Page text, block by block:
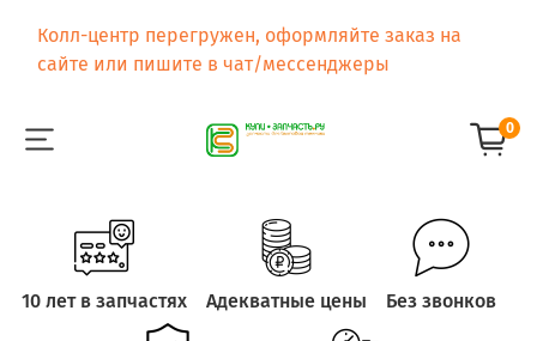
Колл-центр перегружен, оформляйте заказ на
сайте или пишите в чат/мессенджеры
0
10 лет в запчастях Адекватные цены Без звонков